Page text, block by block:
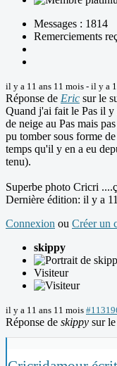
Messages : 1814
Remerciements
il y a 11 ans 11 mois - il y a
Réponse de Eric sur le
Quand j'ai fait le Pas il y
de neige au Pas mais
pu tomber sous forme
temps qu'il y en a eu
tenu).
Superbe photo Cricri
Dernière édition: il y a
Connexion ou Créer un
skippy
Visiteur
il y a 11 ans 11 mois
Réponse de skippy sur